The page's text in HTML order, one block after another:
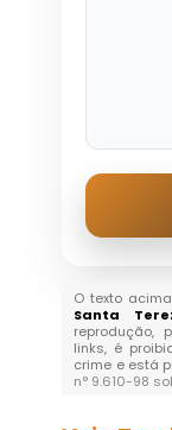
O texto
Santa
reprodução,
links, é
crime e está
n° 9.610-98